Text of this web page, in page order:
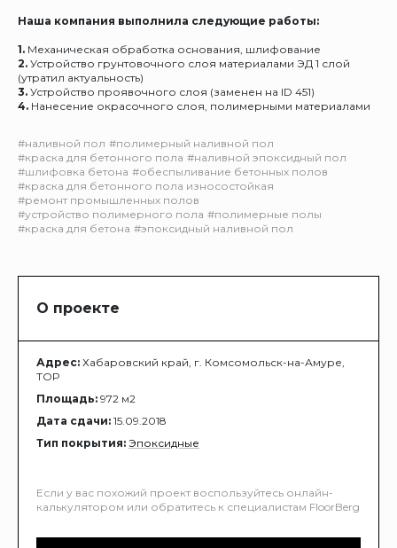
Наша компания выполнила следующие работы:
1. Механическая обработка основания, шлифование
2. Устройство грунтовочного слоя материалами ЭД 1 слой
(утратил актуальность)
3. Устройство проявочного слоя (заменен на ID 451)
4. Нанесение окрасочного слоя, полимерными материалами
#наливной пол #полимерный наливной пол
#краска для бетонного пола #наливной эпоксидный пол
#шлифовка бетона #обеспыливание бетонных полов
#краска для бетонного пола износостойкая
#ремонт промышленных полов
#устройство полимерного пола #полимерные полы
#краска для бетона #эпоксидный наливной пол
О проекте
Адрес: Хабаровский край, г. Комсомольск-на-Амуре,
ТОР
Площадь: 972 м2
Дата сдачи: 15.09.2018
Тип покрытия: Эпоксидные
Если у вас похожий проект воспользуйтесь онлайн-
калькулятором или обратитесь к специалистам FloorBerg